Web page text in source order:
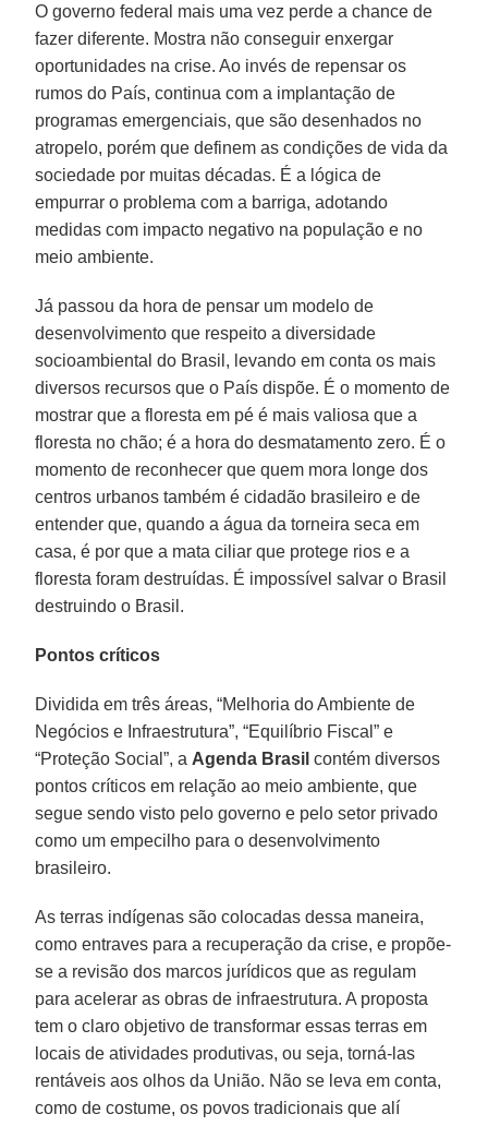
O governo federal mais uma vez perde a chance de
fazer diferente. Mostra não conseguir enxergar
oportunidades na crise. Ao invés de repensar os
rumos do País, continua com a implantação de
programas emergenciais, que são desenhados no
atropelo, porém que definem as condições de vida da
sociedade por muitas décadas. É a lógica de
empurrar o problema com a barriga, adotando
medidas com impacto negativo na população e no
meio ambiente.
Já passou da hora de pensar um modelo de
desenvolvimento que respeito a diversidade
socioambiental do Brasil, levando em conta os mais
diversos recursos que o País dispõe. É o momento de
mostrar que a floresta em pé é mais valiosa que a
floresta no chão; é a hora do desmatamento zero. É o
momento de reconhecer que quem mora longe dos
centros urbanos também é cidadão brasileiro e de
entender que, quando a água da torneira seca em
casa, é por que a mata ciliar que protege rios e a
floresta foram destruídas. É impossível salvar o Brasil
destruindo o Brasil.
Pontos críticos
Dividida em três áreas, “Melhoria do Ambiente de
Negócios e Infraestrutura”, “Equilíbrio Fiscal” e
“Proteção Social”, a Agenda Brasil contém diversos
pontos críticos em relação ao meio ambiente, que
segue sendo visto pelo governo e pelo setor privado
como um empecilho para o desenvolvimento
brasileiro.
As terras indígenas são colocadas dessa maneira,
como entraves para a recuperação da crise, e propõe-
se a revisão dos marcos jurídicos que as regulam
para acelerar as obras de infraestrutura. A proposta
tem o claro objetivo de transformar essas terras em
locais de atividades produtivas, ou seja, torná-las
rentáveis aos olhos da União. Não se leva em conta,
como de costume, os povos tradicionais que alí